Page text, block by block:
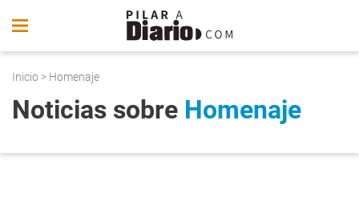
Inicio > Homenaje
Noticias sobre Homenaje